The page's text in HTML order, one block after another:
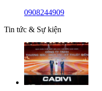
0908244909
Tin tức & Sự kiện